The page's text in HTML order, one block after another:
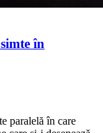
în
paralelă în care